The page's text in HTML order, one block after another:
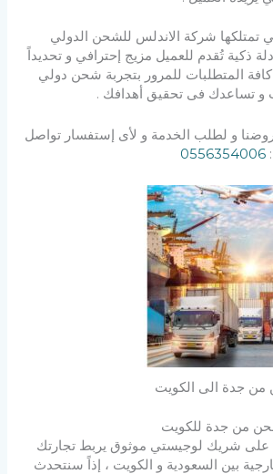
تمتلكها شركة الاندلس للشحن الدولي
ذكية تُقدم للعميل مزيج إحترافي و تحديداً
المتطلبات للمرور بتجربة شحن دولي
و تساعدك فى تحقيق أهدافك .
و لطلب الخدمة و لأى إستفسار تواصل
0556354006
جدة الى الكويت
من جدة للكويت
على شريك لوجيستي موثوق يربط تجارتك
بين السعودية و الكويت ، إذاً سنتحدث